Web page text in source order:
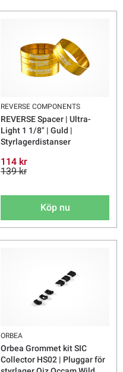
REVERSE COMPONENTS
REVERSE Spacer | Ultra-
Light 1 1/8" | Guld |
Styrlagerdistanser
114 kr
139 kr
Köp nu
ORBEA
Orbea Grommet kit SIC
Collector HS02 | Pluggar för